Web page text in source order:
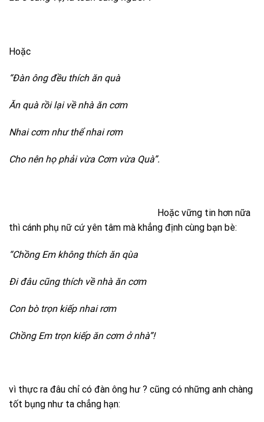
Hoặc
“Đàn ông đều thích ăn quà
Ăn quà rồi lại về nhà ăn cơm
Nhai cơm như thể nhai rơm
Cho nên họ phải vừa Cơm vừa Quà”.
Hoặc vững tin hơn nữa
thì cánh phụ nữ cứ yên tâm mà khẳng định cùng bạn bè:
“Chồng Em không thích ăn qùa
Đi đâu cũng thích về nhà ăn cơm
Con bò trọn kiếp nhai rơm
Chồng Em trọn kiếp ăn cơm ở nhà”!
vì thực ra đâu chỉ có đàn ông hư ? cũng có những anh chàng
tốt bụng như ta chẳng hạn: